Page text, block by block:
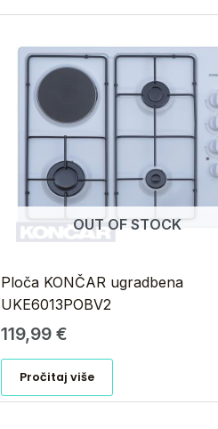
OUT OF STOCK
Ploča KONČAR ugradbena
UKE6013POBV2
119,99€
Pročitaj više